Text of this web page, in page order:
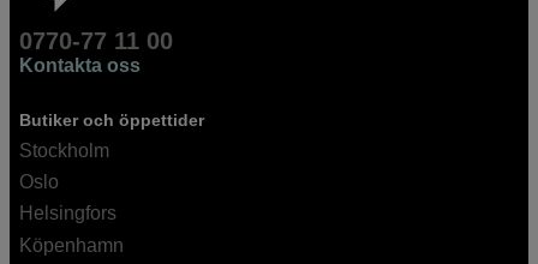
0770-77 11 00
Kontakta oss
Butiker och öppettider
Stockholm
Oslo
Helsingfors
Köpenhamn